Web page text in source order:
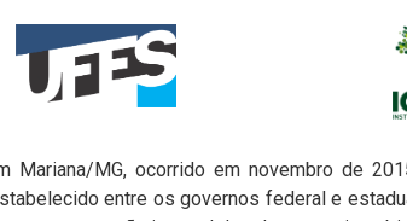
Mariana/MG, ocorrido em novembro de
entre os governos federal e